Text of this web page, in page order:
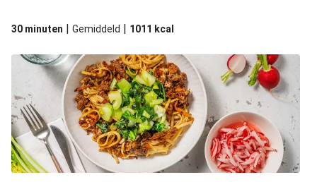
30 minuten | Gemiddeld | 1011 kcal